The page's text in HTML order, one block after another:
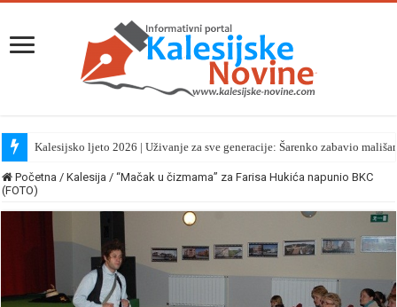
Kalesijsko ljeto 2026 | Uživanje za sve generacije: Šarenko zabavio
Početna / Kalesija / “Mačak u čizmama” za Farisa Hukića napunio BKC
(FOTO)